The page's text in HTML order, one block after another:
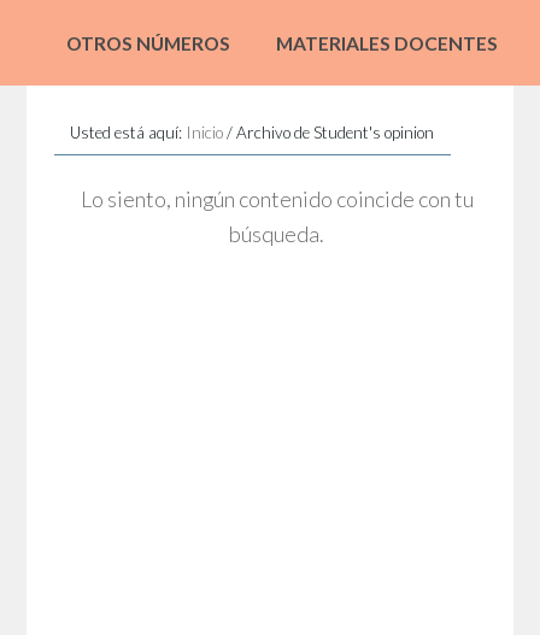
OTROS NÚMEROS MATERIALES DOCENTES
Usted está aquí: Inicio /Archivo de Student's opinion
Lo siento, ningún contenido coincide con tu
búsqueda.